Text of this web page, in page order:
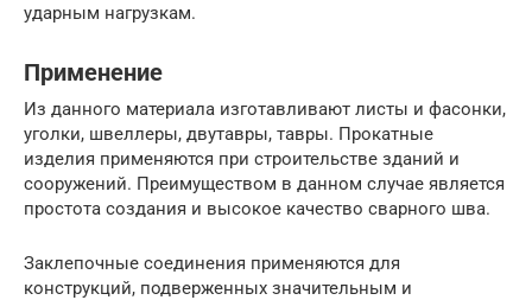
ударным нагрузкам.
Применение
Из данного материала изготавливают листы и фасонки,
уголки, швеллеры, двутавры, тавры. Прокатные
изделия применяются при строительстве зданий и
сооружений. Преимуществом в данном случае является
простота создания и высокое качество сварного шва.
Заклепочные соединения применяются для
конструкций, подверженных значительным и